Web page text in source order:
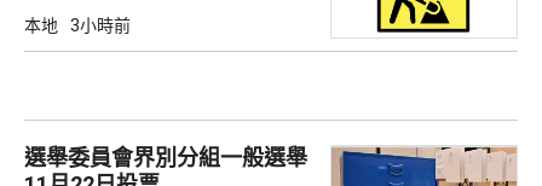
本地 3小時前
選舉委員會界別分組一般選舉